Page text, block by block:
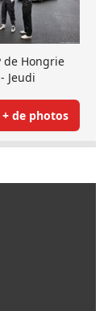
de Hongrie
Jeudi
+ de photos